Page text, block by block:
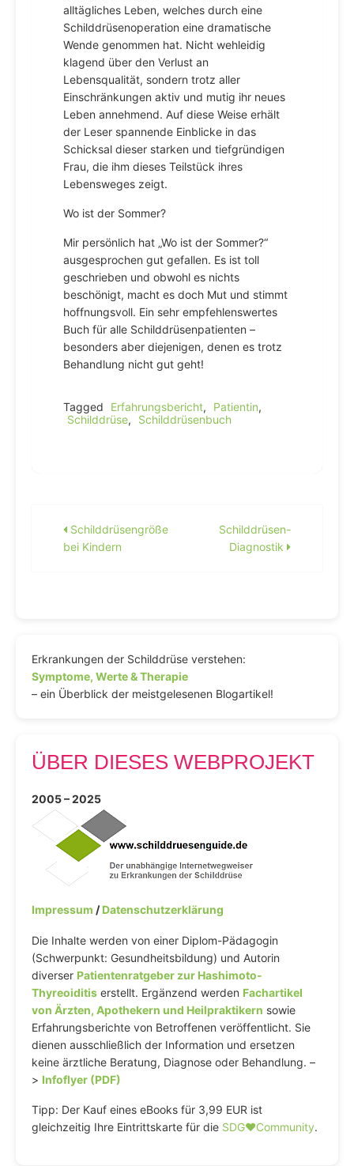
alltägliches Leben, welches durch eine
Schilddrüsenoperation eine dramatische
Wende genommen hat. Nicht wehleidig
klagend über den Verlust an
Lebensqualität, sondern trotz aller
Einschränkungen aktiv und mutig ihr neues
Leben annehmend. Auf diese Weise erhält
der Leser spannende Einblicke in das
Schicksal dieser starken und tiefgründigen
Frau, die ihm dieses Teilstück ihres
Lebensweges zeigt.
Wo ist der Sommer?
Mir persönlich hat „Wo ist der Sommer?“
ausgesprochen gut gefallen. Es ist toll
geschrieben und obwohl es nichts
beschönigt, macht es doch Mut und stimmt
hoffnungsvoll. Ein sehr empfehlenswertes
Buch für alle Schilddrüsenpatienten –
besonders aber diejenigen, denen es trotz
Behandlung nicht gut geht!
Tagged Erfahrungsbericht, Patientin,
Schilddrüse, Schilddrüsenbuch
Beitragsnavigation
Schilddrüsengröße
bei Kindern
Schilddrüsen-
Diagnostik
Erkrankungen der Schilddrüse verstehen:
Symptome, Werte & Therapie
– ein Überblick der meistgelesenen Blogartikel!
ÜBER DIESES WEBPROJEKT
2005 – 2025
Impressum /Datenschutzerklärung
Die Inhalte werden von einer Diplom-Pädagogin
(Schwerpunkt: Gesundheitsbildung) und Autorin
diverser Patientenratgeber zur Hashimoto-
Thyreoiditis erstellt. Ergänzend werden Fachartikel
von Ärzten, Apothekern und Heilpraktikern sowie
Erfahrungsberichte von Betroffenen veröffentlicht. Sie
dienen ausschließlich der Information und ersetzen
keine ärztliche Beratung, Diagnose oder Behandlung. –
> Infoflyer (PDF)
Tipp: Der Kauf eines eBooks für 3,99 EUR ist
gleichzeitig Ihre Eintrittskarte für die SDG♥️Community.